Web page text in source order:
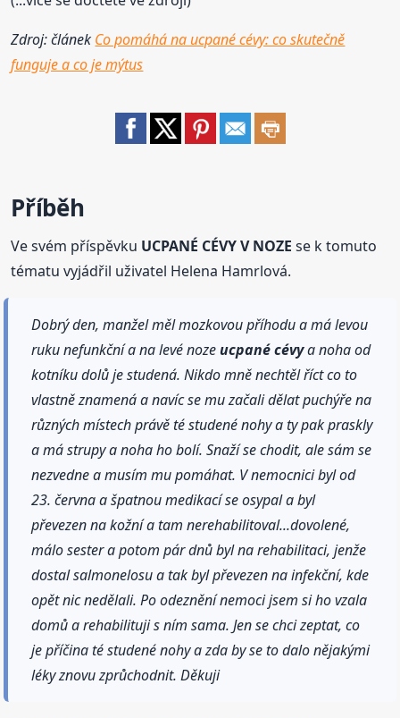
Zdroj: článek Co pomáhá na ucpané cévy: co skutečně
funguje a co je mýtus
Příběh
Ve svém příspěvku UCPANÉ CÉVY V NOZE se k tomuto
tématu vyjádřil uživatel Helena Hamrlová.
Dobrý den, manžel měl mozkovou příhodu a má levou
ruku nefunkční a na levé nozeucpané cévya noha od
kotníku dolů je studená. Nikdo mně nechtěl říct co to
vlastně znamená a navíc se mu začali dělat puchýře na
různých místech právě té studené nohy a ty pak praskly
a má strupy a noha ho bolí. Snaží se chodit, ale sám se
nezvedne a musím mu pomáhat. V nemocnici byl od
23. června a špatnou medikací se osypal a byl
převezen na kožní a tam nerehabilitoval...dovolené,
málo sester a potom pár dnů byl na rehabilitaci, jenže
dostal salmonelosu a tak byl převezen na infekční, kde
opět nic nedělali. Po odeznění nemoci jsem si ho vzala
domů a rehabilituji s ním sama. Jen se chci zeptat, co
je příčina té studené nohy a zda by se to dalo nějakými
léky znovu zprůchodnit. Děkuji